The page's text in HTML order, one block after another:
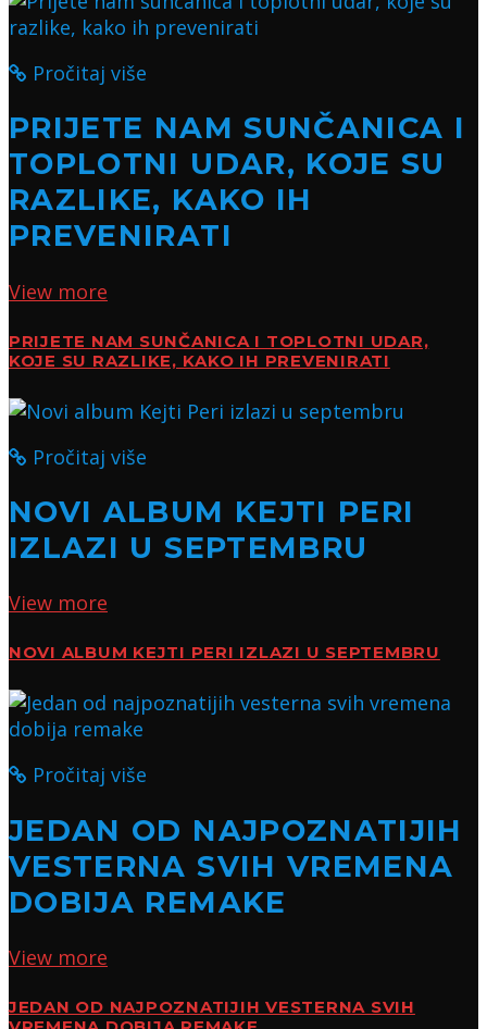
Pročitaj više
PRIJETE NAM SUNČANICA I
TOPLOTNI UDAR, KOJE SU
RAZLIKE, KAKO IH
PREVENIRATI
View more
PRIJETE NAM SUNČANICA I TOPLOTNI UDAR,
KOJE SU RAZLIKE, KAKO IH PREVENIRATI
Pročitaj više
NOVI ALBUM KEJTI PERI
IZLAZI U SEPTEMBRU
View more
NOVI ALBUM KEJTI PERI IZLAZI U SEPTEMBRU
Pročitaj više
JEDAN OD NAJPOZNATIJIH
VESTERNA SVIH VREMENA
DOBIJA REMAKE
View more
JEDAN OD NAJPOZNATIJIH VESTERNA SVIH